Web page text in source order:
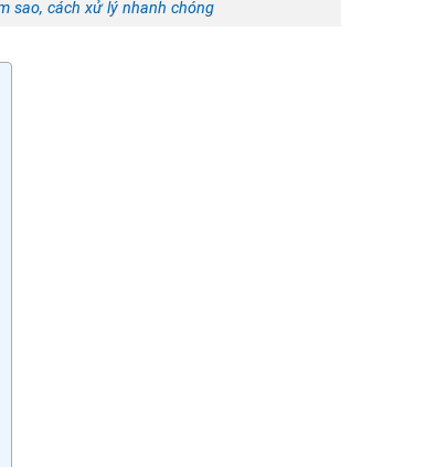
sao, cách xử lý nhanh chóng